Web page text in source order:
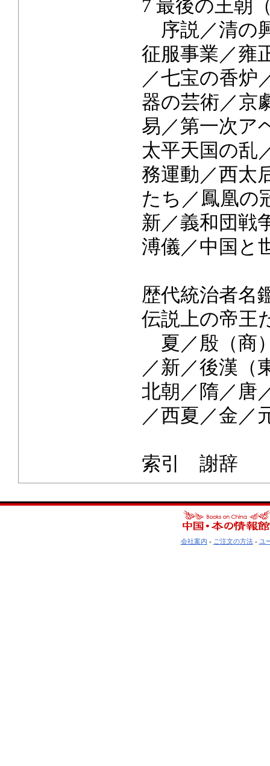
7 最後の王朝
序説／清の
征服事業／雍
／七宝の香炉
器の芸術／京
易／第一次ア
太平天国の乱
務運動／西太
たち／鳳凰の
新／義和団戦
溥儀／中国と
歴代統治者名
伝説上の帝王
夏／殷（商
／新／後漢（
北朝／隋／唐
／西夏／金／
索引 謝辞
会社案内 - ご注文の方法- ユ